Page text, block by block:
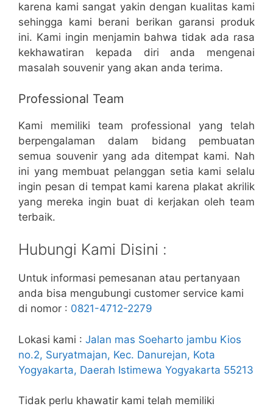
karena kami sangat yakin dengan kualitas kami
sehingga kami berani berikan garansi produk
ini. Kami ingin menjamin bahwa tidak ada rasa
kekhawatiran kepada diri anda mengenai
masalah souvenir yang akan anda terima.
Professional Team
Kami memiliki team professional yang telah
berpengalaman dalam bidang pembuatan
semua souvenir yang ada ditempat kami. Nah
ini yang membuat pelanggan setia kami selalu
ingin pesan di tempat kami karena plakat akrilik
yang mereka ingin buat di kerjakan oleh team
terbaik.
Hubungi Kami Disini :
Untuk informasi pemesanan atau pertanyaan
anda bisa mengubungi customer service kami
di nomor : 0821-4712-2279
Lokasi kami : Jalan mas Soeharto jambu Kios
no.2, Suryatmajan, Kec. Danurejan, Kota
Yogyakarta, Daerah Istimewa Yogyakarta 55213
Tidak perlu khawatir kami telah memiliki